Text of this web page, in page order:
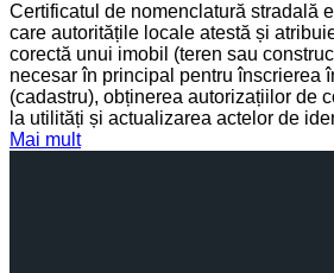
Certificatul de nomenclatură stradală
care autoritățile locale atestă și
corectă unui imobil (teren sau
necesar în principal pentru înscrierea
(cadastru), obținerea autorizațiilor de
la utilități și actualizarea actelor de
Mai mult